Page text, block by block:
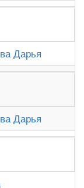
Дарья
Дарья